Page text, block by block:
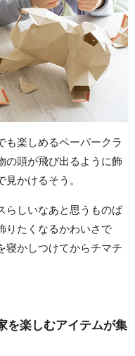
も楽しめるペーパークラ
の頭が飛び出るように飾
かけるそう。
らしいなあと思うものば
りたくなるかわいさで
寝かしつけてからチマチ
を楽しむアイテムが集